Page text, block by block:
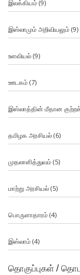
இலக்கியம்(9)
இஸ்லாமும் அறிவியலும்(9)
உளவியல்(9)
ஊடகம்(7)
இஸ்லாத்தின் மீதான
தமிழக அரசியல்(6)
முதலாளித்துவம்(5)
மாற்று அரசியல்(5)
பொருளாதாரம்(4)
இஸ்லாம்(4)
தொகுப்புகள் /